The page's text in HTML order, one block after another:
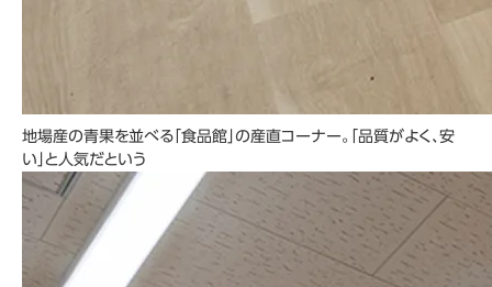
地場産の青果を並べる「食品館」の産直コーナー。「品質がよく、安
い」と人気だという